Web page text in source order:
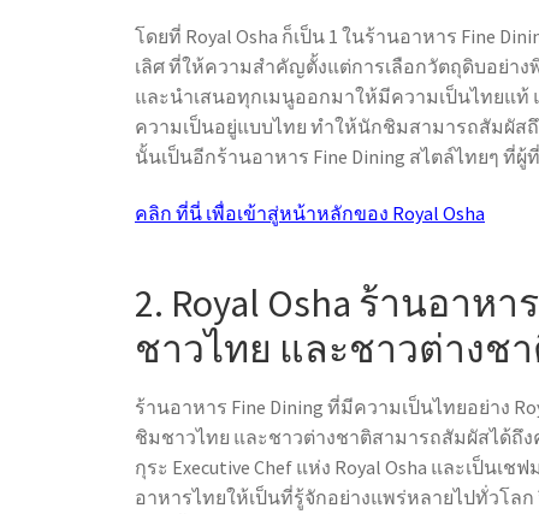
โดยที่ Royal Osha ก็เป็น 1 ในร้านอาหาร Fine
เลิศ ที่ให้ความสำคัญตั้งแต่การเลือกวัตถุดิบอย่า
และนำเสนอทุกเมนูออกมาให้มีความเป็นไทยแ
ความเป็นอยู่แบบไทย ทำให้นักชิมสามารถสัมผัสถึ
นั้นเป็นอีกร้านอาหาร Fine Dining สไตล์ไทยๆ ที่ผู้
คลิก ที่นี่ เพื่อเข้าสู่หน้าหลักของ Royal Osha
2. Royal Osha ร้านอาหา
ชาวไทย และชาวต่างช
ร้านอาหาร Fine Dining ที่มีความเป็นไทยอย่าง
ชิมชาวไทย และชาวต่างชาติสามารถสัมผัสได้ถึ
กุระ Executive Chef แห่ง Royal Osha และเป็
อาหารไทยให้เป็นที่รู้จักอย่างแพร่หลายไปทั่วโลก